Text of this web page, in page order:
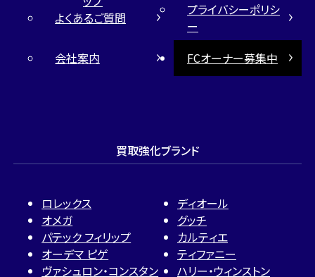
よくあるご質問
プライバシーポリシ
ー
会社案内
FCオーナー募集中
買取強化ブランド
ロレックス
オメガ
パテック フィリップ
オーデマ ピゲ
ヴァシュロン・コンスタン
ディオール
グッチ
カルティエ
ティファニー
ハリー・ウィンストン